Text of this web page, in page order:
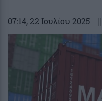
07:14, 22 Ιουλίου 2025 ||